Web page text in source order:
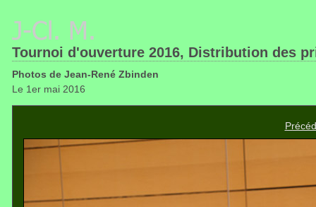
Tournoi d'ouverture 2016, Distribution des
Photos de Jean-René Zbinden
Le 1er mai 2016